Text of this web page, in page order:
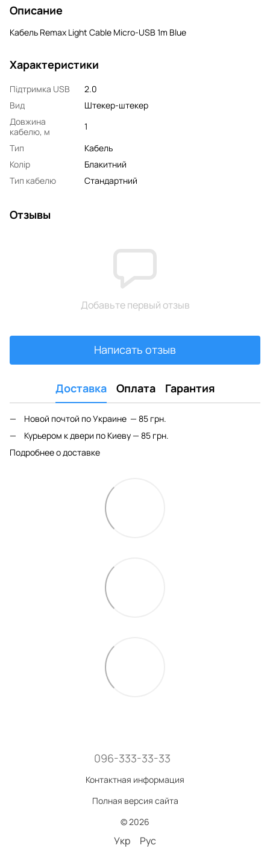
Описание
Кабель Remax Light Cable Micro-USB 1m Blue
Характеристики
Підтримка USB
2.0
Вид
Штекер-штекер
Довжина
кабелю, м
1
Тип
Кабель
Колір
Блакитний
Тип кабелю
Стандартний
Отзывы
Добавьте первый отзыв
Написать отзыв
Доставка Оплата Гарантия
Новой почтой по Украине — 85 грн.
Курьером к двери по Киеву — 85 грн.
Подробнее о доставке
096-333-33-33
Контактная информация
Полная версия сайта
© 2026
Укр Рус